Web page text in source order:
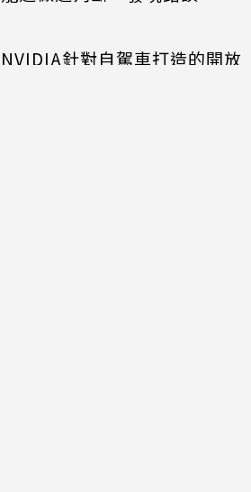
NVIDIA針對自駕車打造的開放